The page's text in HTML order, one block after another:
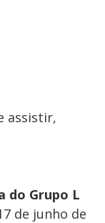
assistir,
do Grupo L
de junho de